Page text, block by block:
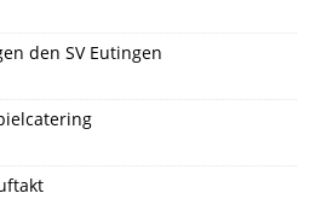
den SV Eutingen